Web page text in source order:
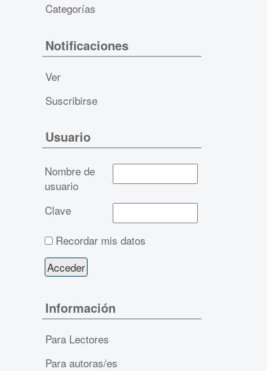
Categorías
Notificaciones
Ver
Suscribirse
Usuario
Nombre de
usuario
Clave
Recordar mis datos
Información
Para Lectores
Para autoras/es